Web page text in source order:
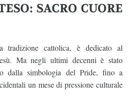
SACRO CUORE
cattolica, è dedicato al
Ma negli ultimi decenni è stato
dalla simbologia del Pride, fino a
un mese di pressione culturale